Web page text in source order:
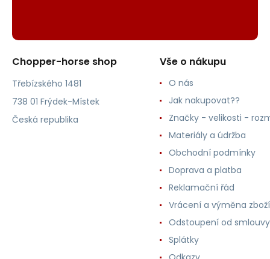
Chopper-horse shop
Třebízského 1481
738 01 Frýdek-Místek
Česká republika
Vše o nákupu
O nás
Jak nakupovat??
Značky - velikosti -
Materiály a údržba
Obchodní podmínky
Doprava a platba
Reklamační řád
Vrácení a výměna zboží
Odstoupení od smlouvy
Splátky